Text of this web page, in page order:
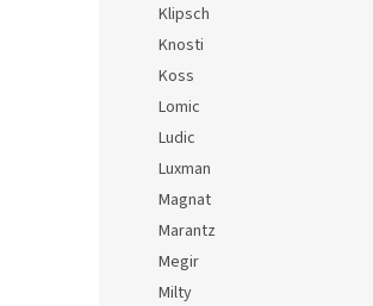
Klipsch
Knosti
Koss
Lomic
Ludic
Luxman
Magnat
Marantz
Megir
Milty